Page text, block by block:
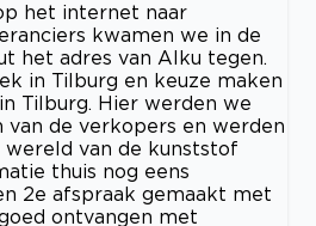
het internet naar
kwamen we in de
het adres van Alku tegen.
in Tilburg en keuze maken
Tilburg. Hier werden we
van de verkopers en werden
van de kunststof
thuis nog eens
2e afspraak gemaakt met
ontvangen met